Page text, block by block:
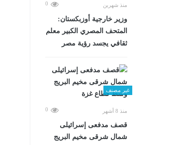
منذ شهرين 0
وزير خارجية أوزبكستان:
المتحف المصري الكبير معلم
ثقافي يجسد رؤية مصر
غير مصنف
منذ 8 أشهر 0
قصف مدفعى إسرائيلى
شمال شرقى مخيم البريج